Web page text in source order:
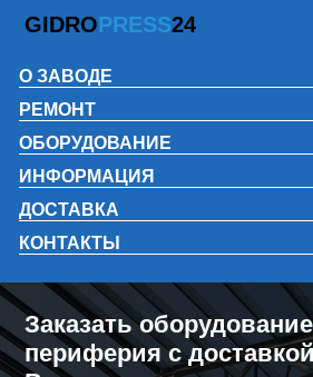
GIDROPRESS24
О ЗАВОДЕ
РЕМОНТ
ОБОРУДОВАНИЕ
ИНФОРМАЦИЯ
ДОСТАВКА
КОНТАКТЫ
Заказать
периферия с